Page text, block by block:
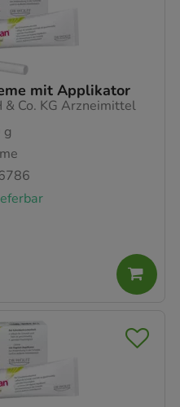
mit Applikator
Co. KG Arzneimittel
g